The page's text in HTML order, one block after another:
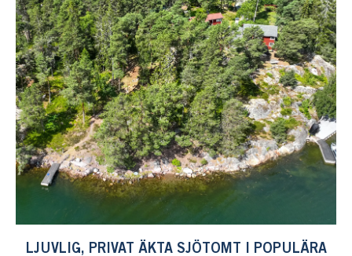
LJUVLIG, PRIVAT ÄKTA SJÖTOMT I POPULÄRA